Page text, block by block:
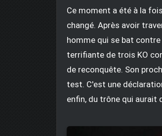
Ce moment a été à la
changé. Après avoir
homme qui se bat
terrifiante de trois KO
de reconquête. Son
test. C'est une
enfin, du trône qui aurait